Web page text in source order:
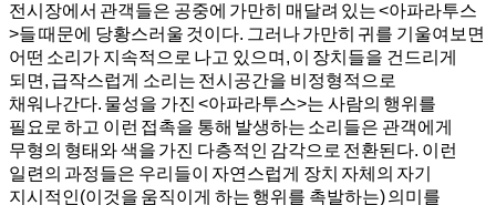
전시장에서 관객들은 공중에 가만히 매달려 있는 <아파라투스
>들 때문에 당황스러울 것이다. 그러나 가만히 귀를 기울여보면
어떤 소리가 지속적으로 나고 있으며, 이 장치들을 건드리게
되면, 급작스럽게 소리는 전시공간을 비정형적으로
채워나간다. 물성을 가진 <아파라투스>는 사람의 행위를
필요로 하고 이런 접촉을 통해 발생하는 소리들은 관객에게
무형의 형태와 색을 가진 다층적인 감각으로 전환된다. 이런
일련의 과정들은 우리들이 자연스럽게 장치 자체의 자기
지시적인(이것을 움직이게 하는 행위를 촉발하는) 의미를